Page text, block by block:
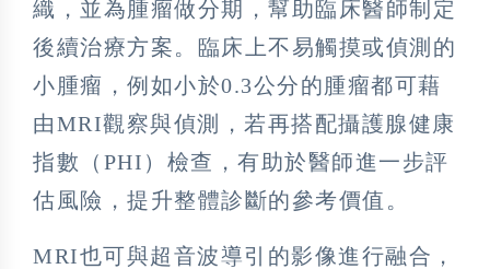
織，並為腫瘤做分期，幫助臨床醫師制定
後續治療方案。臨床上不易觸摸或偵測的
小腫瘤，例如小於0.3公分的腫瘤都可藉
由MRI觀察與偵測，若再搭配攝護腺健康
指數（PHI）檢查，有助於醫師進一步評
估風險，提升整體診斷的參考價值。
MRI也可與超音波導引的影像進行融合，